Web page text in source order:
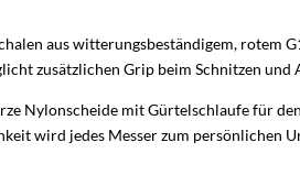
aus witterungsbeständigem, rotem
zusätzlichen Grip beim Schnitzen
Nylonscheide mit Gürtelschlaufe für
wird jedes Messer zum persönlichen